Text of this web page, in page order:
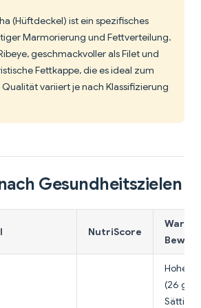
(Hüftdeckel) ist ein spezifisches
Marmorierung und Fettverteilung.
geschmackvoller als Filet und
Fettkappe, die es ideal zum
variiert je nach Klassifizierung
Gesundheitszielen
NutriScore
Hoher
(26 g)